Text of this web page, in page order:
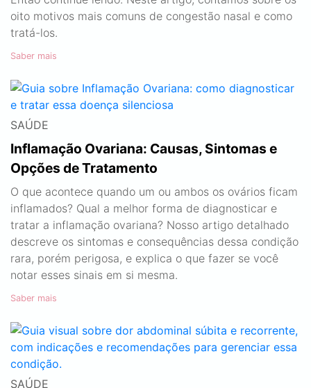
oito motivos mais comuns de congestão nasal e como
tratá-los.
Saber mais
SAÚDE
Inflamação Ovariana: Causas, Sintomas e
Opções de Tratamento
O que acontece quando um ou ambos os ovários ficam
inflamados? Qual a melhor forma de diagnosticar e
tratar a inflamação ovariana? Nosso artigo detalhado
descreve os sintomas e consequências dessa condição
rara, porém perigosa, e explica o que fazer se você
notar esses sinais em si mesma.
Saber mais
SAÚDE